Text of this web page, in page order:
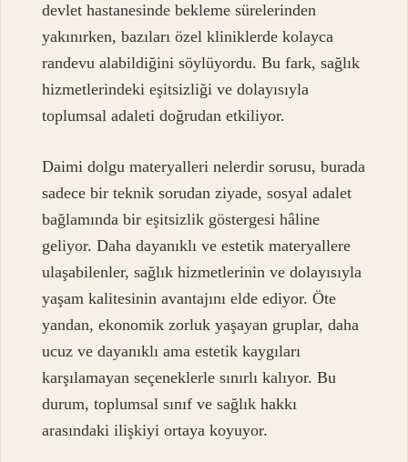
devlet hastanesinde bekleme sürelerinden
yakınırken, bazıları özel kliniklerde kolayca
randevu alabildiğini söylüyordu. Bu fark, sağlık
hizmetlerindeki eşitsizliği ve dolayısıyla
toplumsal adaleti doğrudan etkiliyor.
Daimi dolgu materyalleri nelerdir sorusu, burada
sadece bir teknik sorudan ziyade, sosyal adalet
bağlamında bir eşitsizlik göstergesi hâline
geliyor. Daha dayanıklı ve estetik materyallere
ulaşabilenler, sağlık hizmetlerinin ve dolayısıyla
yaşam kalitesinin avantajını elde ediyor. Öte
yandan, ekonomik zorluk yaşayan gruplar, daha
ucuz ve dayanıklı ama estetik kaygıları
karşılamayan seçeneklerle sınırlı kalıyor. Bu
durum, toplumsal sınıf ve sağlık hakkı
arasındaki ilişkiyi ortaya koyuyor.